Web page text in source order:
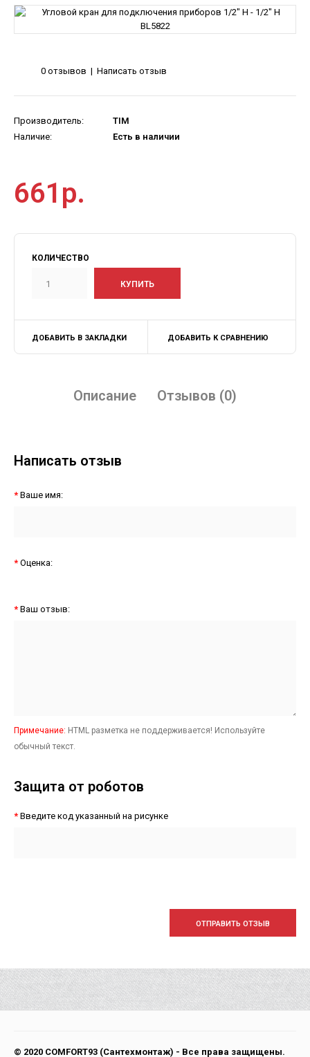
0 отзывов | Написать отзыв
Производитель:
TIM
Наличие:
Есть в наличии
661р.
КОЛИЧЕСТВО
ДОБАВИТЬ В ЗАКЛАДКИ ДОБАВИТЬ К СРАВНЕНИЮ
Описание Отзывов (0)
Написать отзыв
Ваше имя:
Оценка:
Ваш отзыв:
Примечание: HTML разметка не поддерживается! Используйте
обычный текст.
Защита от роботов
Введите код указанный на рисунке
ОТПРАВИТЬ ОТЗЫВ
© 2020 COMFORT93 (Сантехмонтаж) - Все права защищены.